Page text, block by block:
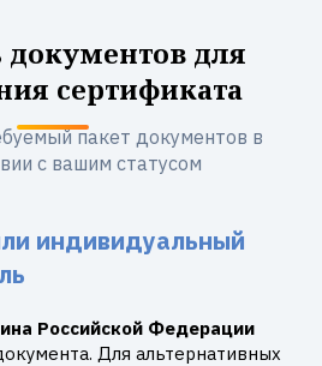
документов для
сертификата
пакет документов в
с вашим статусом
индивидуальный
Российской Федерации
Для альтернативных